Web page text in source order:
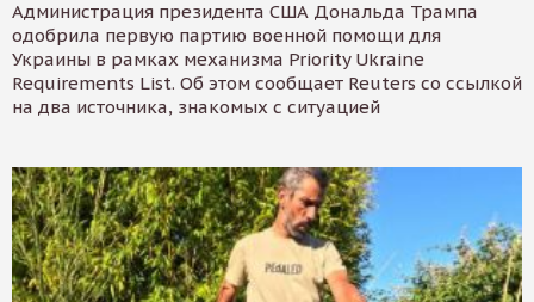
Администрация президента США Дональда Трампа
одобрила первую партию военной помощи для
Украины в рамках механизма Priority Ukraine
Requirements List. Об этом сообщает Reuters со ссылкой
на два источника, знакомых с ситуацией